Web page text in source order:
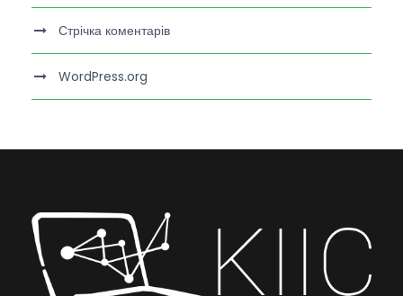
Стрічка коментарів
WordPress.org